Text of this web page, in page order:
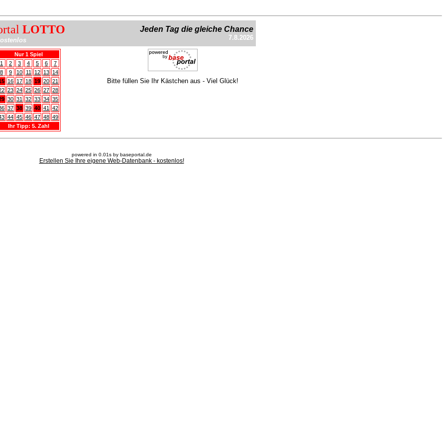
LOTTO Jeden Tag die gleiche Chance
7.8.2026
Nur 1 Spiel
1
2 3 4 5 6
7
8
9 10 11 12 13 14
16 17 18 19 20 21
23 24 25 26 27 28
30 31 32 33 34 35
37 38 39 40 41
42
44 45 46 47 48 49
Ihr Tipp: 5. Zahl
Bitte füllen Sie Ihr Kästchen aus - Viel Glück!
powered in 0.01s by baseportal.de
Erstellen Sie Ihre eigene Web-Datenbank - kostenlos!